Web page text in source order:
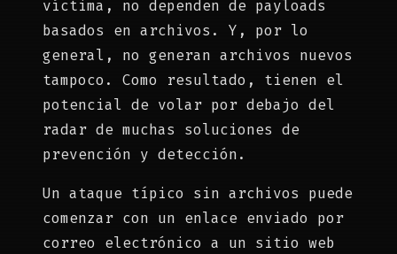
víctima, no dependen de payloads
basados en archivos. Y, por lo
general, no generan archivos nuevos
tampoco. Como resultado, tienen el
potencial de volar por debajo del
radar de muchas soluciones de
prevención y detección.
Un ataque típico sin archivos puede
comenzar con un enlace enviado por
correo electrónico a un sitio web